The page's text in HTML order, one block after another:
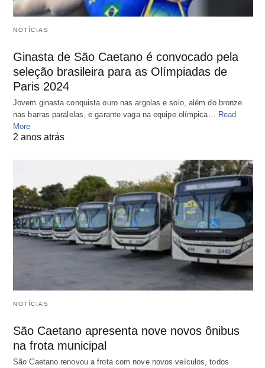
NOTÍCIAS
Ginasta de São Caetano é convocado pela
seleção brasileira para as Olímpiadas de
Paris 2024
Jovem ginasta conquista ouro nas argolas e solo, além do bronze
nas barras paralelas, e garante vaga na equipe olímpica… Read
More
2 anos atrás
NOTÍCIAS
São Caetano apresenta nove novos ônibus
na frota municipal
São Caetano renovou a frota com nove novos veículos, todos